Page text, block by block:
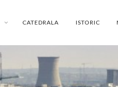
CATEDRALA ISTORIC